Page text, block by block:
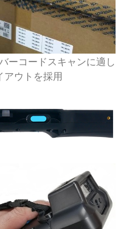
ーコードスキャンに適し
アウトを採用